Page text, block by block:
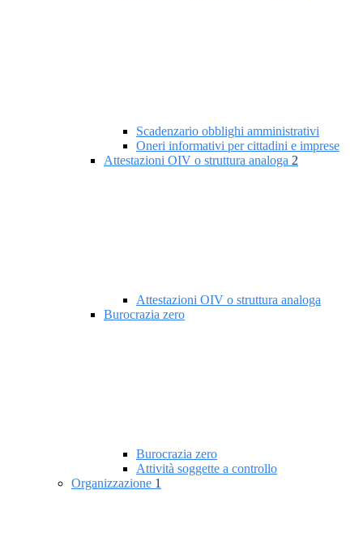
Scadenzario obblighi amministrativi
Oneri informativi per cittadini e imprese
Attestazioni OIV o struttura analoga 2
Attestazioni OIV o struttura analoga
Burocrazia zero
Burocrazia zero
Attività soggette a controllo
Organizzazione 1